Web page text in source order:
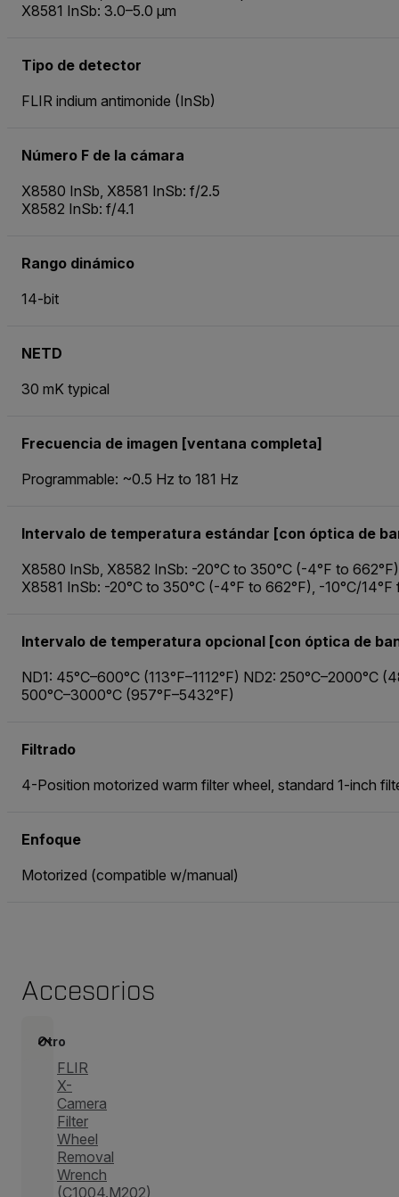
X8581 InSb: 3.0–5.0 µm
Tipo de detector
FLIR indium antimonide (InSb)
Número F de la cámara
X8580 InSb, X8581 InSb: f/2.5
X8582 InSb: f/4.1
Rango dinámico
14-bit
NETD
30 mK typical
Frecuencia de imagen [ventana completa]
Programmable: ~0.5 Hz to 181 Hz
Intervalo de temperatura estándar [con óptica de
X8580 InSb, X8582 InSb: -20°C to 350°C (-4°F to 662°F)
X8581 InSb: -20°C to 350°C (-4°F to 662°F), -10°C/
Intervalo de temperatura opcional [con óptica de
ND1: 45°C–600°C (113°F–1112°F) ND2: 250°C–2000°C
500°C–3000°C (957°F–5432°F)
Filtrado
4-Position motorized warm filter wheel, standard 1-inch
Enfoque
Motorized (compatible w/manual)
Accesorios
Otro
FLIR
X-
Camera
Filter
Wheel
Removal
Wrench
(C1004.M202)